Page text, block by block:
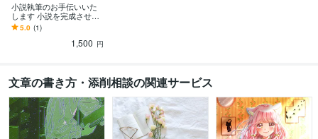
小説執筆のお手伝いいた
します 小説を完成させる
ためのサービスです
5.0 (1)
1,500 円
文章の書き方・添削相談の関連サービス